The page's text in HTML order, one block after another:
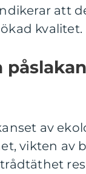
att
kvalitet.
av
vikten av